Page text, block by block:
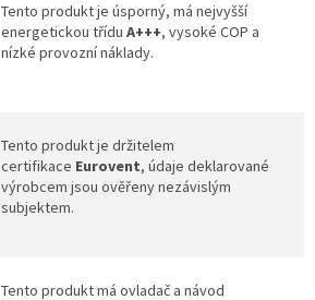
Tento produkt je úsporný, má nejvyšší
energetickou třídu A+++, vysoké COP a
nízké provozní náklady.
Tento produkt je držitelem
certifikace Eurovent, údaje deklarované
výrobcem jsou ověřeny nezávislým
subjektem.
Tento produkt má ovladač a návod